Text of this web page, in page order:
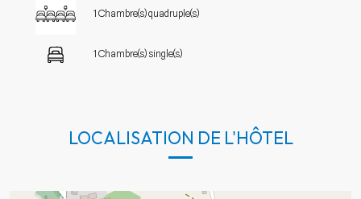
1 Chambre(s) quadruple(s)
1 Chambre(s) single(s)
LOCALISATION DE L'HÔTEL